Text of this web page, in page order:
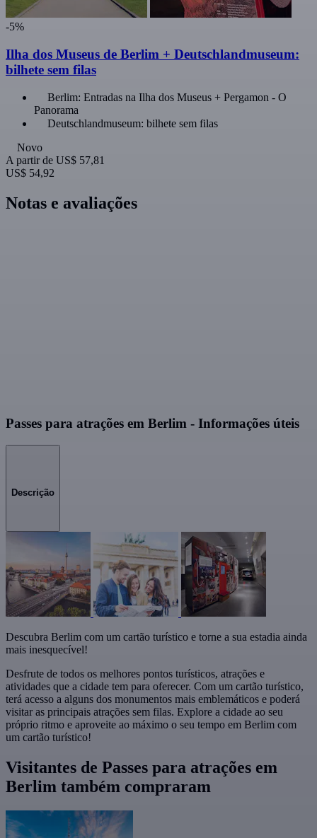
-5%
Ilha dos Museus de Berlim + Deutschlandmuseum:
bilhete sem filas
Berlim: Entradas na Ilha dos Museus + Pergamon - O
Panorama
Deutschlandmuseum: bilhete sem filas
Novo
A partir de US$ 57,81
US$ 54,92
Notas e avaliações
Passes para atrações em Berlim - Informações úteis
Descrição
Descubra Berlim com um cartão turístico e torne a sua estadia ainda
mais inesquecível!
Desfrute de todos os melhores pontos turísticos, atrações e
atividades que a cidade tem para oferecer. Com um cartão turístico,
terá acesso a alguns dos monumentos mais emblemáticos e poderá
visitar as principais atrações sem filas. Explore a cidade ao seu
próprio ritmo e aproveite ao máximo o seu tempo em Berlim com
um cartão turístico!
Visitantes de Passes para atrações em
Berlim também compraram